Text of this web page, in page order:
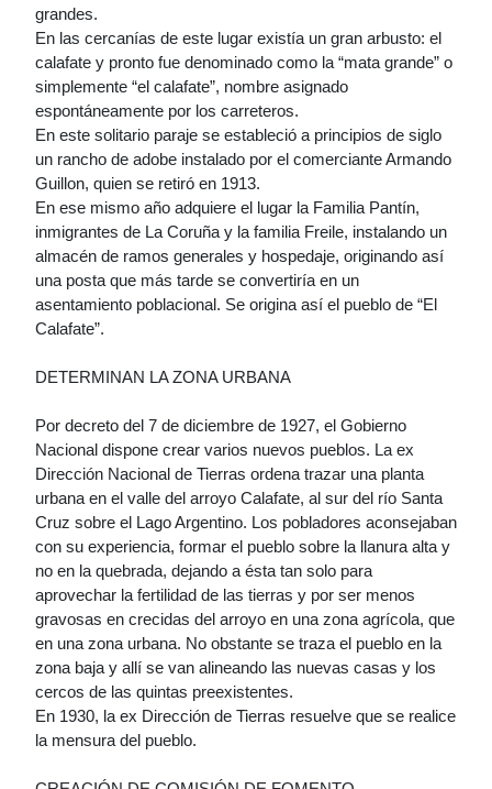
grandes.
En las cercanías de este lugar existía un gran arbusto: el
calafate y pronto fue denominado como la “mata grande” o
simplemente “el calafate”, nombre asignado
espontáneamente por los carreteros.
En este solitario paraje se estableció a principios de siglo
un rancho de adobe instalado por el comerciante Armando
Guillon, quien se retiró en 1913.
En ese mismo año adquiere el lugar la Familia Pantín,
inmigrantes de La Coruña y la familia Freile, instalando un
almacén de ramos generales y hospedaje, originando así
una posta que más tarde se convertiría en un
asentamiento poblacional. Se origina así el pueblo de “El
Calafate”.
DETERMINAN LA ZONA URBANA
Por decreto del 7 de diciembre de 1927, el Gobierno
Nacional dispone crear varios nuevos pueblos. La ex
Dirección Nacional de Tierras ordena trazar una planta
urbana en el valle del arroyo Calafate, al sur del río Santa
Cruz sobre el Lago Argentino. Los pobladores aconsejaban
con su experiencia, formar el pueblo sobre la llanura alta y
no en la quebrada, dejando a ésta tan solo para
aprovechar la fertilidad de las tierras y por ser menos
gravosas en crecidas del arroyo en una zona agrícola, que
en una zona urbana. No obstante se traza el pueblo en la
zona baja y allí se van alineando las nuevas casas y los
cercos de las quintas preexistentes.
En 1930, la ex Dirección de Tierras resuelve que se realice
la mensura del pueblo.